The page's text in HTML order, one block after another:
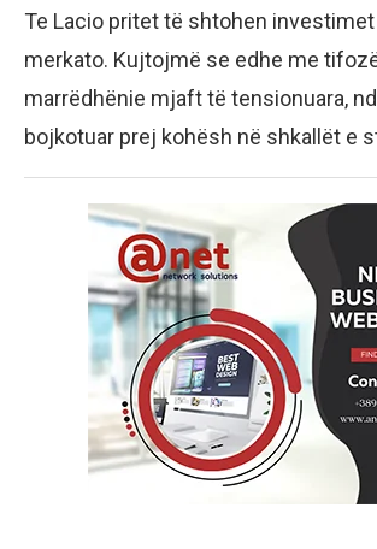
Te Lacio pritet të shtohen
merkato. Kujtojmë se edhe me
marrëdhënie mjaft të tensionuara,
bojkotuar prej kohësh në shkallët e